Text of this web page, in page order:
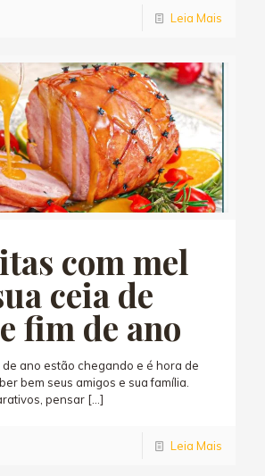
Leia Mais
com mel
ceia de
fim de ano
ano estão chegando e é hora de
bem seus amigos e sua família.
pensar […]
Leia Mais